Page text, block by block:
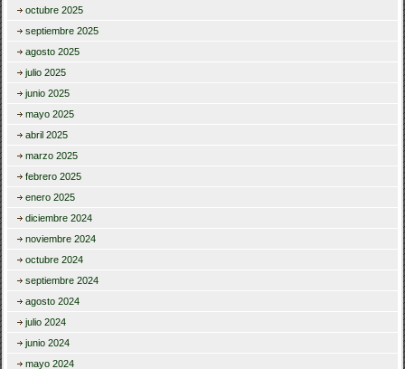
octubre 2025
septiembre 2025
agosto 2025
julio 2025
junio 2025
mayo 2025
abril 2025
marzo 2025
febrero 2025
enero 2025
diciembre 2024
noviembre 2024
octubre 2024
septiembre 2024
agosto 2024
julio 2024
junio 2024
mayo 2024